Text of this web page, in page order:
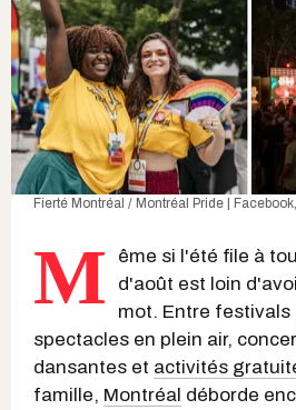
Fierté Montréal / Montréal Pride | Facebook
M
ême si l'été file à
d'août est loin
mot. Entre festivals
spectacles en plein air,
dansantes et activités
famille, Montréal déborde